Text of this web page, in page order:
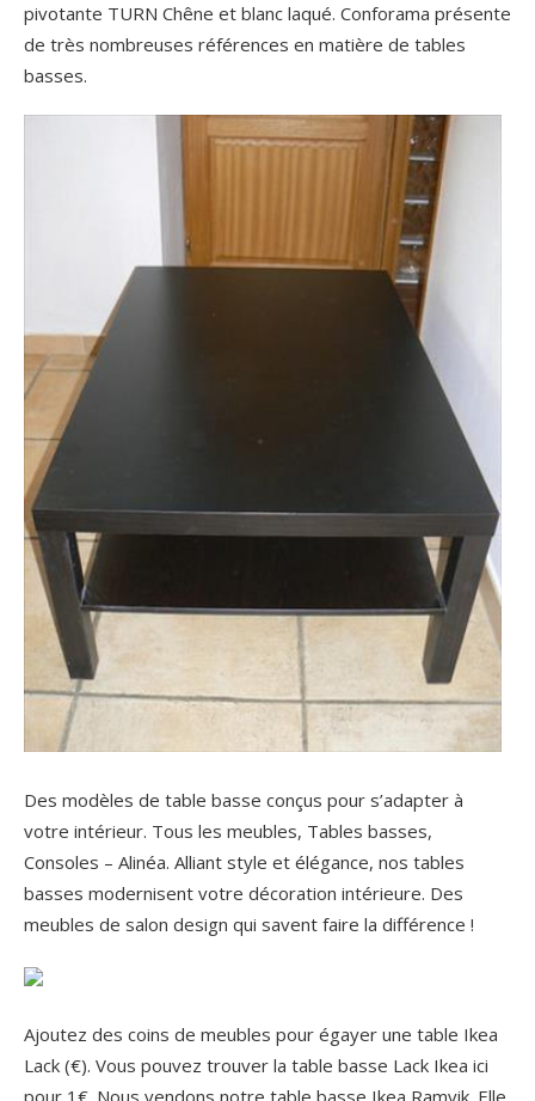
pivotante TURN Chêne et blanc laqué. Conforama présente
de très nombreuses références en matière de tables
basses.
Des modèles de table basse conçus pour s’adapter à
votre intérieur. Tous les meubles, Tables basses,
Consoles – Alinéa. Alliant style et élégance, nos tables
basses modernisent votre décoration intérieure. Des
meubles de salon design qui savent faire la différence !
Ajoutez des coins de meubles pour égayer une table Ikea
Lack (€). Vous pouvez trouver la table basse Lack Ikea ici